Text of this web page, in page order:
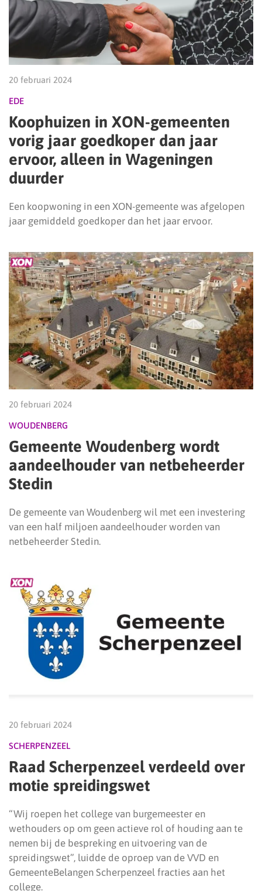
20 februari 2024
EDE
Koophuizen in XON-gemeenten
vorig jaar goedkoper dan jaar
ervoor, alleen in Wageningen
duurder
Een koopwoning in een XON-gemeente was afgelopen
jaar gemiddeld goedkoper dan het jaar ervoor.
20 februari 2024
WOUDENBERG
Gemeente Woudenberg wordt
aandeelhouder van netbeheerder
Stedin
De gemeente van Woudenberg wil met een investering
van een half miljoen aandeelhouder worden van
netbeheerder Stedin.
20 februari 2024
SCHERPENZEEL
Raad Scherpenzeel verdeeld over
motie spreidingswet
“Wij roepen het college van burgemeester en
wethouders op om geen actieve rol of houding aan te
nemen bij de bespreking en uitvoering van de
spreidingswet”, luidde de oproep van de VVD en
GemeenteBelangen Scherpenzeel fracties aan het
college.